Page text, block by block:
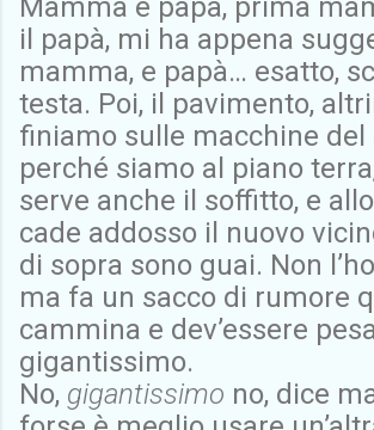
il papà, mi ha appena
mamma, e papà… esatto,
testa. Poi, il pavimento,
finiamo sulle macchine del
perché siamo al piano
serve anche il soffitto, e
cade addosso il nuovo
di sopra sono guai. Non
ma fa un sacco di rumore
cammina e dev’essere
gigantissimo.
No, gigantissimo no, dice